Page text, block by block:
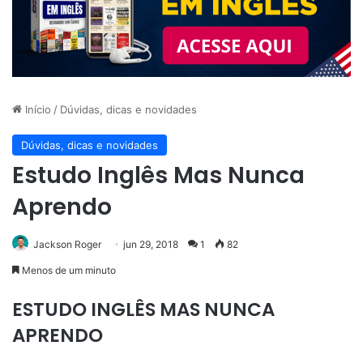
Início / Dúvidas, dicas e novidades
Dúvidas, dicas e novidades
Estudo Inglês Mas Nunca
Aprendo
Jackson Roger jun 29, 2018 1 82
Menos de um minuto
ESTUDO INGLÊS MAS NUNCA
APRENDO